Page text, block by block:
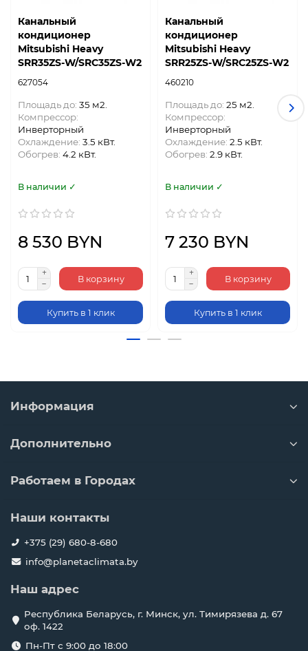
Канальный
кондиционер
Mitsubishi Heavy
SRR35ZS-W/SRC35ZS-W2
627054
Площадь до: 35 м2.
Компрессор:
Инверторный
Охлаждение: 3.5 кВт.
Обогрев: 4.2 кВт.
В наличии ✓
8 530 BYN
В корзину
Купить в 1 клик
Канальный
кондиционер
Mitsubishi Heavy
SRR25ZS-W/SRC25ZS-W2
460210
Площадь до: 25 м2.
Компрессор:
Инверторный
Охлаждение: 2.5 кВт.
Обогрев: 2.9 кВт.
В наличии ✓
7 230 BYN
В корзину
Купить в 1 клик
Информация
Дополнительно
Работаем в Городах
Наши контакты
+375 (29) 680-8-680
info@planetaclimata.by
Наш адрес
Республика Беларусь, г. Минск, ул. Тимирязева д. 67
оф. 1422
Пн-Пт с 9:00 до 18:00